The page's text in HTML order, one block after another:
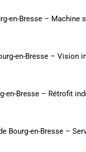
en-Bresse – Machine
en-Bresse – Vision
en-Bresse – Rétrofit
Bourg-en-Bresse –